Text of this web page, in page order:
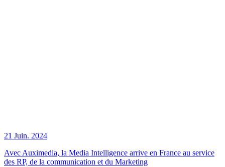
21 Juin. 2024
Avec Auximedia, la Media Intelligence arrive en France au service
des RP, de la communication et du Marketing